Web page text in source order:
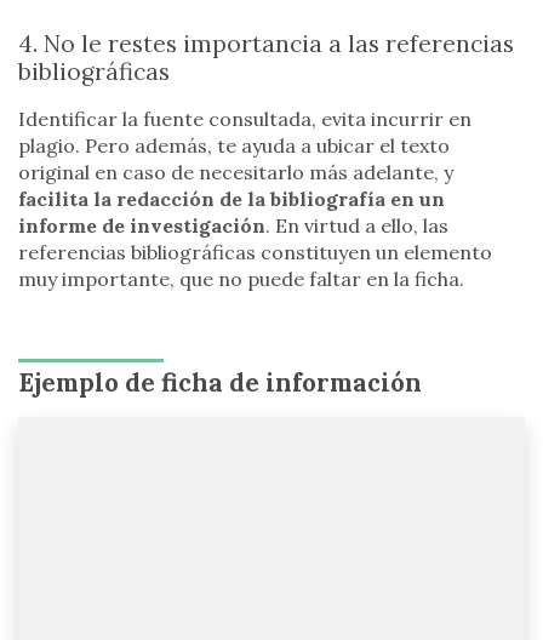
4. No le restes importancia a las referencias
bibliográficas
Identificar la fuente consultada, evita incurrir en
plagio. Pero además, te ayuda a ubicar el texto
original en caso de necesitarlo más adelante, y
facilita la redacción de la bibliografía en un
informe de investigación. En virtud a ello, las
referencias bibliográficas constituyen un elemento
muy importante, que no puede faltar en la ficha.
Ejemplo de ficha de información